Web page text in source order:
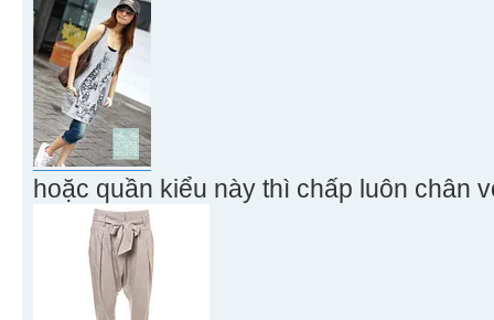
hoặc quần kiểu này thì chấp luôn chân